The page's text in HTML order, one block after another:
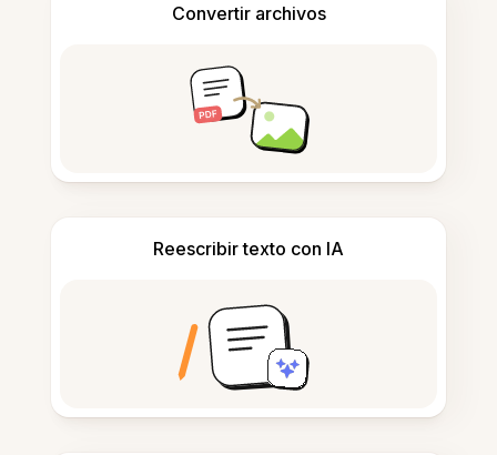
Convertir archivos
Reescribir texto con IA